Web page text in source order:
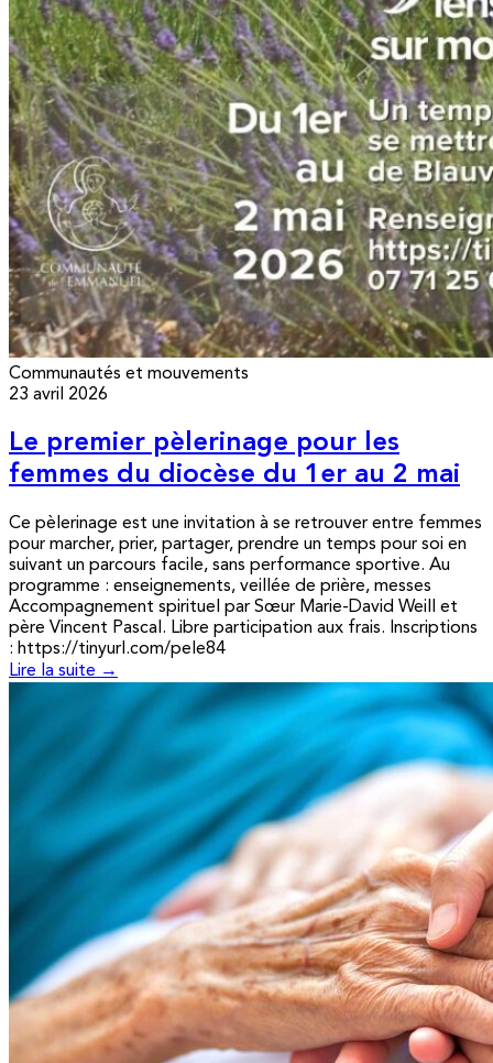
Communautés et mouvements
23 avril 2026
Le premier pèlerinage pour les
femmes du diocèse du 1er au 2 mai
Ce pèlerinage est une invitation à se retrouver entre femmes
pour marcher, prier, partager, prendre un temps pour soi en
suivant un parcours facile, sans performance sportive. Au
programme : enseignements, veillée de prière, messes
Accompagnement spirituel par Sœur Marie-David Weill et
père Vincent Pascal. Libre participation aux frais. Inscriptions
: https://tinyurl.com/pele84
Lire la suite →